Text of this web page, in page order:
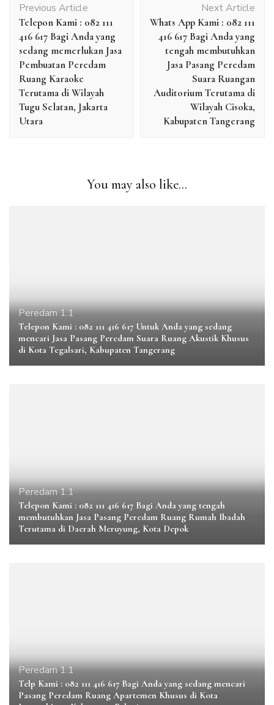
Navigation
Previous Article
Telepon Kami : 082 111
416 617 Bagi Anda yang
sedang memerlukan Jasa
Pembuatan Peredam
Ruang Karaoke
Terutama di Wilayah
Tugu Selatan, Jakarta
Utara
Next Article
Whats App Kami : 082 111
416 617 Bagi Anda yang
tengah membutuhkan
Jasa Pasang Peredam
Suara Ruangan
Auditorium Terutama di
Wilayah Cisoka,
Kabupaten Tangerang
You may also like...
Peredam 1.1
Telepon Kami : 082 111 416 617 Untuk Anda yang sedang
mencari Jasa Pasang Peredam Suara Ruang Akustik Khusus
di Kota Tegalsari, Kabupaten Tangerang
Peredam 1.1
Telepon Kami : 082 111 416 617 Bagi Anda yang tengah
membutuhkan Jasa Pasang Peredam Ruang Rumah Ibadah
Terutama di Daerah Meruyung, Kota Depok
Peredam 1.1
Telp Kami : 082 111 416 617 Bagi Anda yang sedang mencari
Pasang Peredam Ruang Apartemen Khusus di Kota